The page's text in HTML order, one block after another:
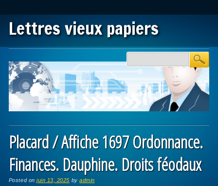
Lettres vieux papiers
Main menu
Placard / Affiche 1697 Ordonnance.
Finances. Dauphine. Droits féodaux
Posted onjuin 13, 2025 byadmin